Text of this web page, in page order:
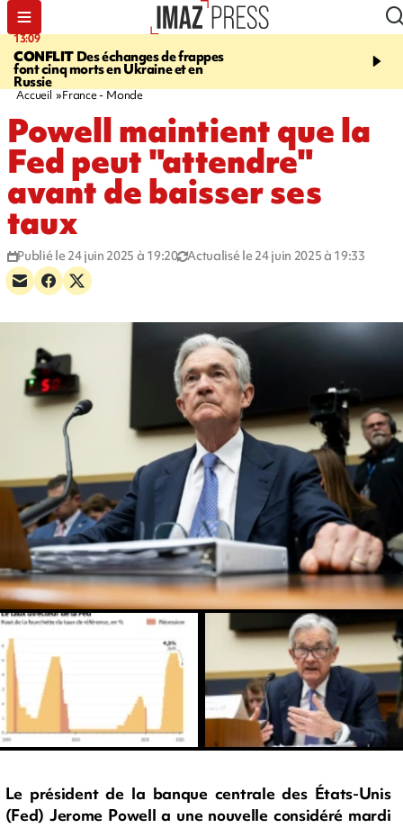
13:09
CONFLIT Des échanges de frappes
font cinq morts en Ukraine et en
Russie
17:14
Quatre
européennes pour les
Accueil France - Monde
Powell maintient que la
Fed peut "attendre"
avant de baisser ses
taux
Publié le 24 juin 2025 à 19:20 Actualisé le 24 juin 2025 à 19:33
Le président de la banque centrale des États-Unis
(Fed) Jerome Powell a une nouvelle considéré mardi